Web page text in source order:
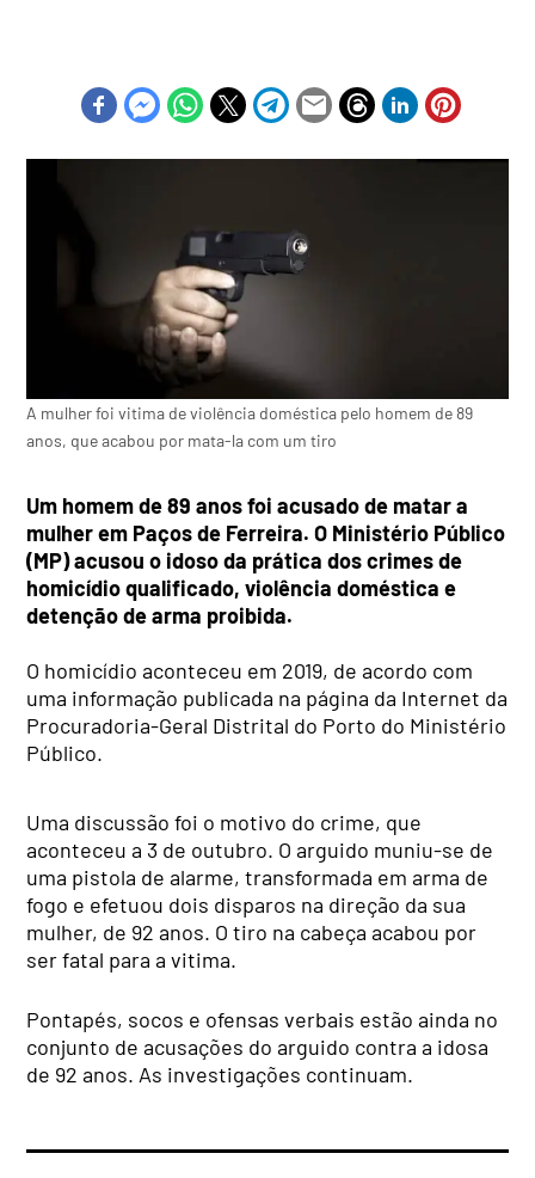
A mulher foi vitima de violência doméstica pelo homem de 89
anos, que acabou por mata-la com um tiro
Um homem de 89 anos foi acusado de matar a
mulher em Paços de Ferreira. O Ministério Público
(MP) acusou o idoso da prática dos crimes de
homicídio qualificado, violência doméstica e
detenção de arma proibida.
O homicídio aconteceu em 2019, de acordo com
uma informação publicada na página da Internet da
Procuradoria-Geral Distrital do Porto do Ministério
Público.
Uma discussão foi o motivo do crime, que
aconteceu a 3 de outubro. O arguido muniu-se de
uma pistola de alarme, transformada em arma de
fogo e efetuou dois disparos na direção da sua
mulher, de 92 anos. O tiro na cabeça acabou por
ser fatal para a vitima.
Pontapés, socos e ofensas verbais estão ainda no
conjunto de acusações do arguido contra a idosa
de 92 anos. As investigações continuam.